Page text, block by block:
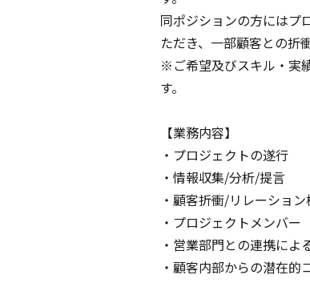
同ポジションの方にはプ
ただき、一部顧客との折
※ご希望及びスキル・実
す。
【業務内容】
・プロジェクトの遂行
・情報収集/分析/提言
・顧客折衝/リレーショ
・プロジェクトメンバ
・営業部門との連携に
・顧客内部からの潜在